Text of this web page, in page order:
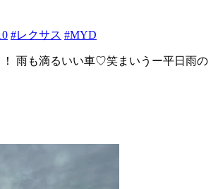
#レクサス #MYD
雨も滴るいい車♡笑まいうー平日雨の